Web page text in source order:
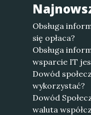
Obsługa
się opłaca?
Obsługa
wsparcie IT
Dowód
wykorzystać?
Dowód
waluta